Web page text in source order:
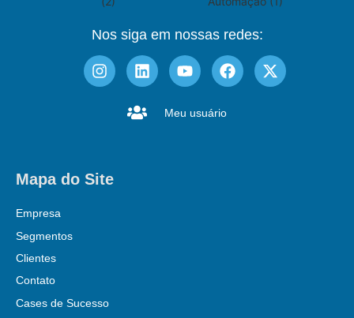
Nos siga em nossas redes:
Meu usuário
Mapa do Site
Empresa
Segmentos
Clientes
Contato
Cases de Sucesso